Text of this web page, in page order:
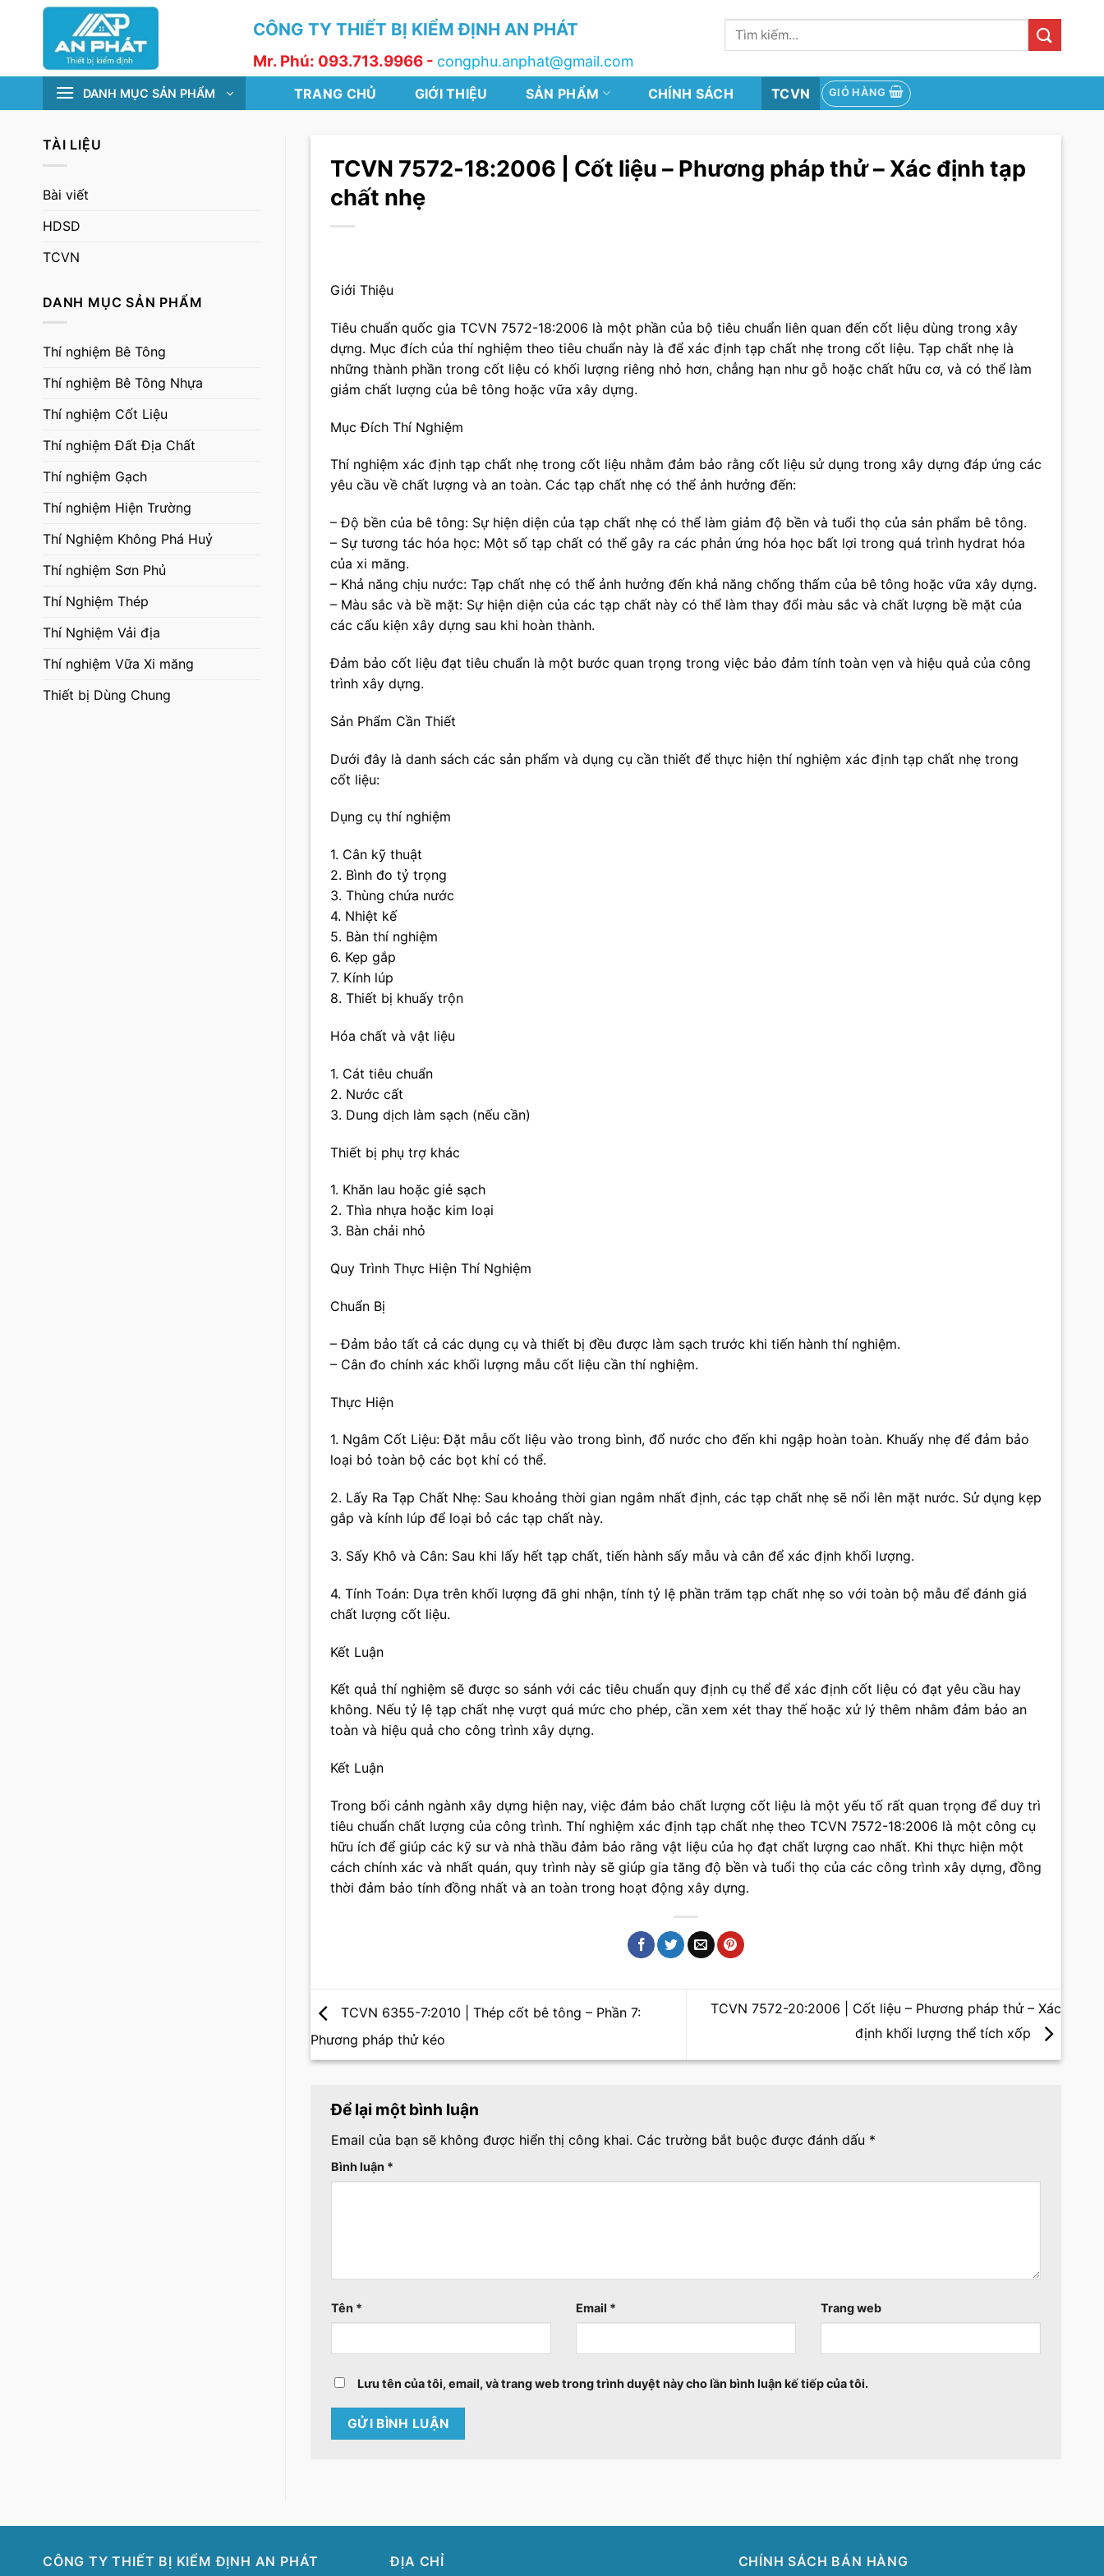
CÔNG TY THIẾT BỊ KIỂM ĐỊNH AN PHÁT
Mr. Phú: 093.713.9966 - congphu.anphat@gmail.com
Tìm
kiếm:
DANH MỤC SẢN PHẨM TRANG CHỦ GIỚI THIỆU SẢN PHẨM CHÍNH SÁCH TCVN GIỎ HÀNG
TÀI LIỆU
Bài viết
HDSD
TCVN
DANH MỤC SẢN PHẨM
Thí nghiệm Bê Tông
Thí nghiệm Bê Tông Nhựa
Thí nghiệm Cốt Liệu
Thí nghiệm Đất Địa Chất
Thí nghiệm Gạch
Thí nghiệm Hiện Trường
Thí Nghiệm Không Phá Huỷ
Thí nghiệm Sơn Phủ
Thí Nghiệm Thép
Thí Nghiệm Vải địa
Thí nghiệm Vữa Xi măng
Thiết bị Dùng Chung
TCVN 7572-18:2006 | Cốt liệu – Phương pháp thử – Xác định tạp
chất nhẹ
Giới Thiệu
Tiêu chuẩn quốc gia TCVN 7572-18:2006 là một phần của bộ tiêu chuẩn liên quan đến cốt liệu dùng trong xây
dựng. Mục đích của thí nghiệm theo tiêu chuẩn này là để xác định tạp chất nhẹ trong cốt liệu. Tạp chất nhẹ là
những thành phần trong cốt liệu có khối lượng riêng nhỏ hơn, chẳng hạn như gỗ hoặc chất hữu cơ, và có thể làm
giảm chất lượng của bê tông hoặc vữa xây dựng.
Mục Đích Thí Nghiệm
Thí nghiệm xác định tạp chất nhẹ trong cốt liệu nhằm đảm bảo rằng cốt liệu sử dụng trong xây dựng đáp ứng các
yêu cầu về chất lượng và an toàn. Các tạp chất nhẹ có thể ảnh hưởng đến:
– Độ bền của bê tông: Sự hiện diện của tạp chất nhẹ có thể làm giảm độ bền và tuổi thọ của sản phẩm bê tông.
– Sự tương tác hóa học: Một số tạp chất có thể gây ra các phản ứng hóa học bất lợi trong quá trình hydrat hóa
của xi măng.
– Khả năng chịu nước: Tạp chất nhẹ có thể ảnh hưởng đến khả năng chống thấm của bê tông hoặc vữa xây dựng.
– Màu sắc và bề mặt: Sự hiện diện của các tạp chất này có thể làm thay đổi màu sắc và chất lượng bề mặt của
các cấu kiện xây dựng sau khi hoàn thành.
Đảm bảo cốt liệu đạt tiêu chuẩn là một bước quan trọng trong việc bảo đảm tính toàn vẹn và hiệu quả của công
trình xây dựng.
Sản Phẩm Cần Thiết
Dưới đây là danh sách các sản phẩm và dụng cụ cần thiết để thực hiện thí nghiệm xác định tạp chất nhẹ trong
cốt liệu:
Dụng cụ thí nghiệm
1. Cân kỹ thuật
2. Bình đo tỷ trọng
3. Thùng chứa nước
4. Nhiệt kế
5. Bàn thí nghiệm
6. Kẹp gắp
7. Kính lúp
8. Thiết bị khuấy trộn
Hóa chất và vật liệu
1. Cát tiêu chuẩn
2. Nước cất
3. Dung dịch làm sạch (nếu cần)
Thiết bị phụ trợ khác
1. Khăn lau hoặc giẻ sạch
2. Thìa nhựa hoặc kim loại
3. Bàn chải nhỏ
Quy Trình Thực Hiện Thí Nghiệm
Chuẩn Bị
– Đảm bảo tất cả các dụng cụ và thiết bị đều được làm sạch trước khi tiến hành thí nghiệm.
– Cân đo chính xác khối lượng mẫu cốt liệu cần thí nghiệm.
Thực Hiện
1. Ngâm Cốt Liệu: Đặt mẫu cốt liệu vào trong bình, đổ nước cho đến khi ngập hoàn toàn. Khuấy nhẹ để đảm bảo
loại bỏ toàn bộ các bọt khí có thể.
2. Lấy Ra Tạp Chất Nhẹ: Sau khoảng thời gian ngâm nhất định, các tạp chất nhẹ sẽ nổi lên mặt nước. Sử dụng kẹp
gắp và kính lúp để loại bỏ các tạp chất này.
3. Sấy Khô và Cân: Sau khi lấy hết tạp chất, tiến hành sấy mẫu và cân để xác định khối lượng.
4. Tính Toán: Dựa trên khối lượng đã ghi nhận, tính tỷ lệ phần trăm tạp chất nhẹ so với toàn bộ mẫu để đánh giá
chất lượng cốt liệu.
Kết Luận
Kết quả thí nghiệm sẽ được so sánh với các tiêu chuẩn quy định cụ thể để xác định cốt liệu có đạt yêu cầu hay
không. Nếu tỷ lệ tạp chất nhẹ vượt quá mức cho phép, cần xem xét thay thế hoặc xử lý thêm nhằm đảm bảo an
toàn và hiệu quả cho công trình xây dựng.
Kết Luận
Trong bối cảnh ngành xây dựng hiện nay, việc đảm bảo chất lượng cốt liệu là một yếu tố rất quan trọng để duy trì
tiêu chuẩn chất lượng của công trình. Thí nghiệm xác định tạp chất nhẹ theo TCVN 7572-18:2006 là một công cụ
hữu ích để giúp các kỹ sư và nhà thầu đảm bảo rằng vật liệu của họ đạt chất lượng cao nhất. Khi thực hiện một
cách chính xác và nhất quán, quy trình này sẽ giúp gia tăng độ bền và tuổi thọ của các công trình xây dựng, đồng
thời đảm bảo tính đồng nhất và an toàn trong hoạt động xây dựng.
TCVN 6355-7:2010 | Thép cốt bê tông – Phần 7:
Phương pháp thử kéo
TCVN 7572-20:2006 | Cốt liệu – Phương pháp thử – Xác
định khối lượng thể tích xốp
Để lại một bình luận
Email của bạn sẽ không được hiển thị công khai. Các trường bắt buộc được đánh dấu *
Bình luận *
Tên * Email * Trang web
Lưu tên của tôi, email, và trang web trong trình duyệt này cho lần bình luận kế tiếp của tôi.
CÔNG TY THIẾT BỊ KIỂM ĐỊNH AN PHÁT ĐỊA CHỈ CHÍNH SÁCH BÁN HÀNG